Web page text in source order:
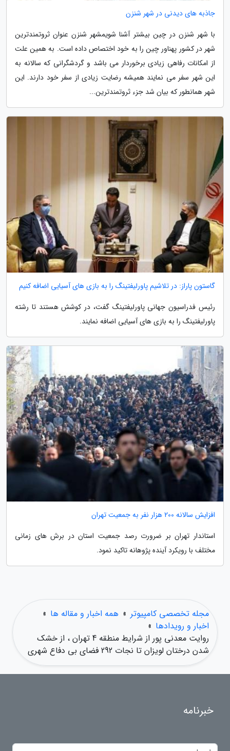
جاذبه های دیدنی در شهر شنزن
با شهر شنزن در چین بیشتر آشنا شویمشهر شنزن عنوان ثروتمندترین
شهر در کشور پهناور چین را به خود اختصاص داده است. به همین علت
از امکانات رفاهی زیادی برخوردار می باشد و گردشگرانی که سالانه به
این شهر سفر می نمایند همیشه رضایت زیادی از سفر خود دارند. این
شهر همانطور که بیان شد جزء ثروتمندترین...
گاستون پاراز: در تلاشیم پاورلیفتینگ را به بازی های آسیایی اضافه کنیم
رئیس فدراسیون جهانی پاورلیفتینگ گفت، در کوشش هستند تا رشته
پاورلیفتینگ را به بازی های آسیایی اضافه نمایند.
افزایش سالانه 200 هزار نفر به جمعیت تهران
استاندار تهران بر ضرورت رصد جمعیت استان در برش های زمانی
مختلف با رویکرد آینده پژوهانه تاکید نمود.
مجله تخصصی کامپیوتر » همه اخبار و مقاله ها »
اخبار و رویدادها »
روایت معدنی پور از شرایط منطقه 4 تهران ، از خشک
شدن درختان لویزان تا نجات 292 فضای بی دفاع شهری
خبرنامه